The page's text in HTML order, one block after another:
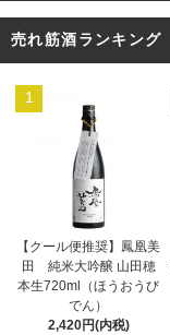
売れ筋酒ランキング
1
【クール便推奨】鳳凰美
田 純米大吟醸 山田穂
本生720ml（ほうおうび
でん）
2,420円(内税)